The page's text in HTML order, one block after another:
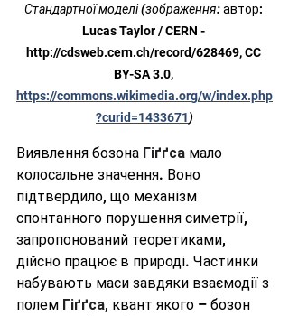
Стандартної моделі (зображення: автор:
Lucas Taylor / CERN -
http://cdsweb.cern.ch/record/628469, CC
BY-SA 3.0,
https://commons.wikimedia.org/w/index.php
?curid=1433671)
Виявлення бозона Гіґґса мало
колосальне значення. Воно
підтвердило, що механізм
спонтанного порушення симетрії,
запропонований теоретиками,
дійсно працює в природі. Частинки
набувають маси завдяки взаємодії з
полем Гіґґса, квант якого – бозон